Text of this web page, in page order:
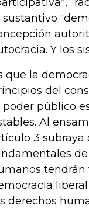
sustantivo
Y los
que la
del
poder público
Al
3 subraya
de
tendrán
derechos